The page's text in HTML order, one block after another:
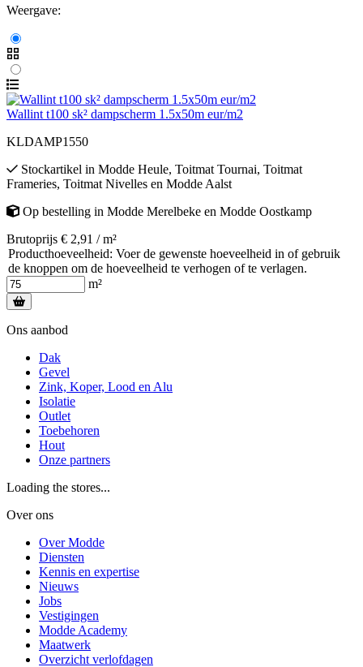
Weergave:
Wallint t100 sk² dampscherm 1.5x50m eur/m2
KLDAMP1550
Stockartikel in Modde Heule, Toitmat Tournai, Toitmat
Frameries, Toitmat Nivelles en Modde Aalst
Op bestelling in Modde Merelbeke en Modde Oostkamp
Brutoprijs € 2,91 / m²
Producthoeveelheid: Voer de gewenste hoeveelheid in of gebruik
de knoppen om de hoeveelheid te verhogen of te verlagen.
m²
Ons aanbod
Dak
Gevel
Zink, Koper, Lood en Alu
Isolatie
Outlet
Toebehoren
Hout
Onze partners
Loading the stores...
Over ons
Over Modde
Diensten
Kennis en expertise
Nieuws
Jobs
Vestigingen
Modde Academy
Maatwerk
Overzicht verlofdagen